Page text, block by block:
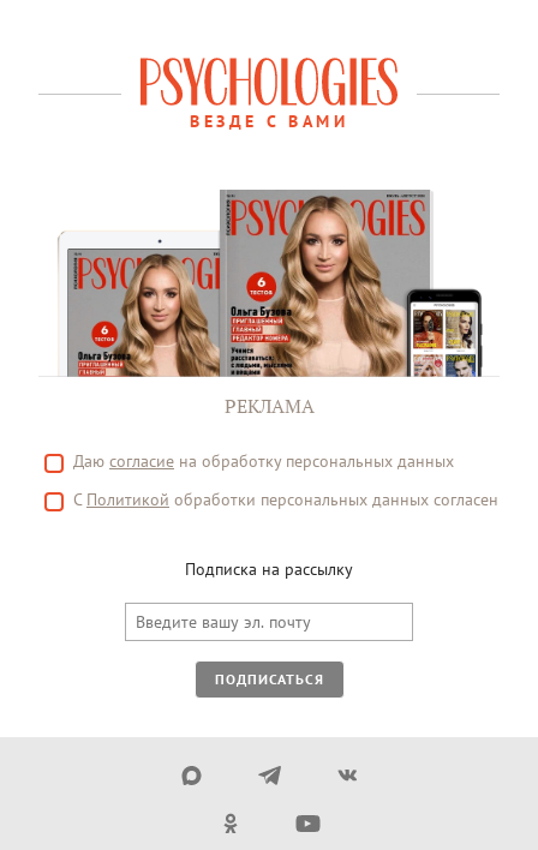
ВЕЗДЕ С ВАМИ
РЕКЛАМА
Даю согласие на обработку персональных данных
С Политикой обработки персональных данных согласен
Подписка на рассылку
ПОДПИСАТЬСЯ